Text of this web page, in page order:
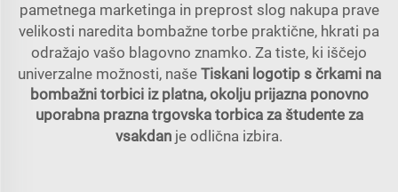
pametnega marketinga in preprost slog nakupa prave
velikosti naredita bombažne torbe praktične, hkrati pa
odražajo vašo blagovno znamko. Za tiste, ki iščejo
univerzalne možnosti, naše Tiskani logotip s črkami na
bombažni torbici iz platna, okolju prijazna ponovno
uporabna prazna trgovska torbica za študente za
vsakdan je odlična izbira.